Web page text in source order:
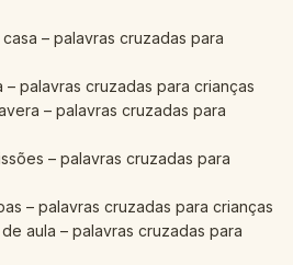
– palavras cruzadas para
palavras cruzadas para crianças
– palavras cruzadas para
– palavras cruzadas para
– palavras cruzadas para crianças
aula – palavras cruzadas para